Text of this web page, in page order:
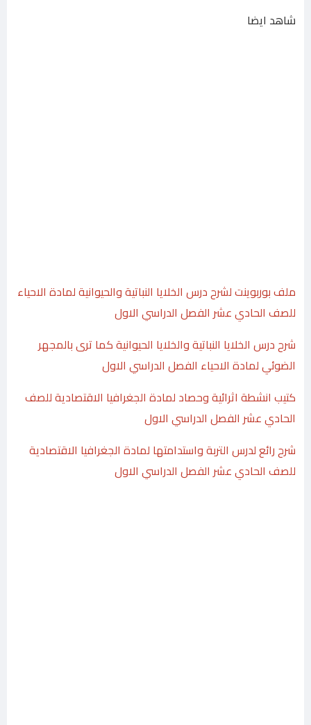
شاهد ايضا
ملف بوربوينت لشرح درس الخلايا النباتية والحيوانية لمادة الاحياء
للصف الحادي عشر الفصل الدراسي الاول
شرح درس الخلايا النباتية والخلايا الحيوانية كما ترى بالمجهر
الضوئي لمادة الاحياء الفصل الدراسي الاول
كتيب انشطة اثرائية وحصاد لمادة الجغرافيا الاقتصادية للصف
الحادي عشر الفصل الدراسي الاول
شرح رائع لدرس التربة واستدامتها لمادة الجغرافيا الاقتصادية
للصف الحادي عشر الفصل الدراسي الاول